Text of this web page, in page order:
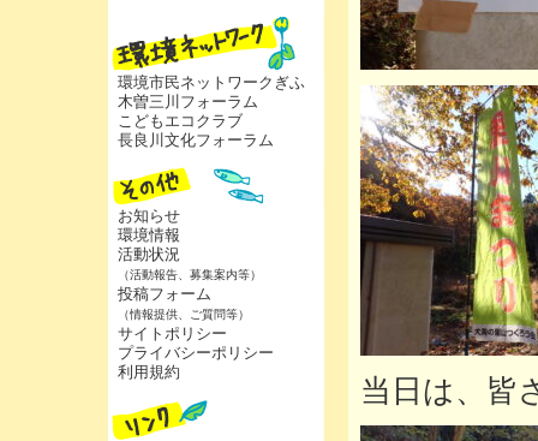
環境市民ネットワークぎふ
木曽三川フォーラム
こどもエコクラブ
長良川文化フォーラム
お知らせ
環境情報
活動状況
（活動報告、募集案内等）
投稿フォーム
（情報提供、ご質問等）
サイトポリシー
プライバシーポリシー
利用規約
当日は、皆